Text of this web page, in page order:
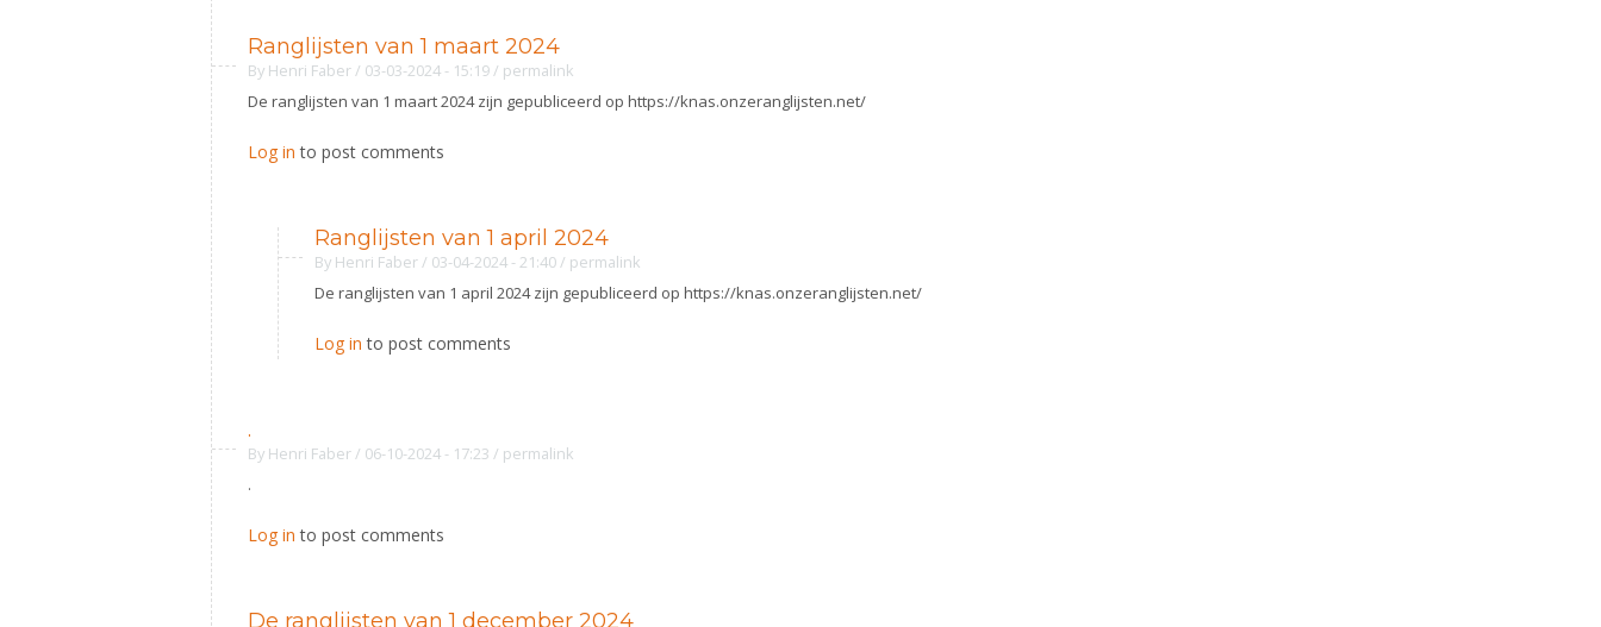
Ranglijsten van 1 maart 2024
By Henri Faber/ 03-03-2024 - 15:19/ permalink
De ranglijsten van 1 maart 2024 zijn gepubliceerd op https://knas.onzeranglijsten.net/
Log in to post comments
Ranglijsten van 1 april 2024
By Henri Faber/ 03-04-2024 - 21:40/ permalink
De ranglijsten van 1 april 2024 zijn gepubliceerd op https://knas.onzeranglijsten.net/
Log in to post comments
.
By Henri Faber/ 06-10-2024 - 17:23 / permalink
.
Log in to post comments
De ranglijsten van 1 december 2024